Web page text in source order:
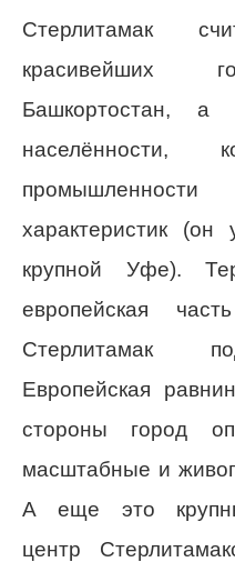
Стерлитамак
красивейших
Башкортостан,
населённости,
характеристик (он
крупной Уфе).
европейская
Стерлитамак
Европейская
стороны город
масштабные и
А еще это
центр